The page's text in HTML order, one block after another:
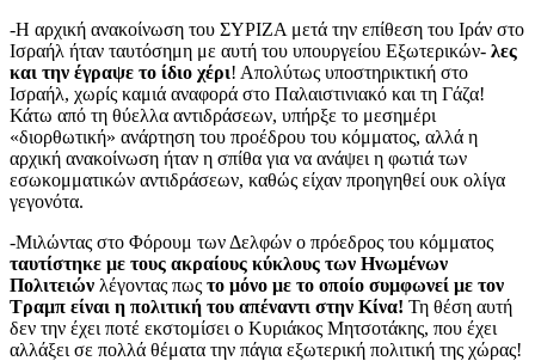
-Η αρχική ανακοίνωση του ΣΥΡΙΖΑ μετά την επίθεση του Ιράν στο
Ισραήλ ήταν ταυτόσημη με αυτή του υπουργείου Εξωτερικών- λες
και την έγραψε το ίδιο χέρι! Απολύτως υποστηρικτική στο
Ισραήλ, χωρίς καμιά αναφορά στο Παλαιστινιακό και τη Γάζα!
Κάτω από τη θύελλα αντιδράσεων, υπήρξε το μεσημέρι
«διορθωτική» ανάρτηση του προέδρου του κόμματος, αλλά η
αρχική ανακοίνωση ήταν η σπίθα για να ανάψει η φωτιά των
εσωκομματικών αντιδράσεων, καθώς είχαν προηγηθεί ουκ ολίγα
γεγονότα.
-Μιλώντας στο Φόρουμ των Δελφών ο πρόεδρος του κόμματος
ταυτίστηκε με τους ακραίους κύκλους των Ηνωμένων
Πολιτειών λέγοντας πως το μόνο με το οποίο συμφωνεί με τον
Τραμπ είναι η πολιτική του απέναντι στην Κίνα! Τη θέση αυτή
δεν την έχει ποτέ εκστομίσει ο Κυριάκος Μητσοτάκης, που έχει
αλλάξει σε πολλά θέματα την πάγια εξωτερική πολιτική της χώρας!